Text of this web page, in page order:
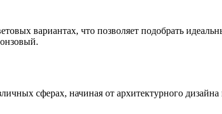
вариантах, что позволяет подобрать
сферах, начиная от архитектурного